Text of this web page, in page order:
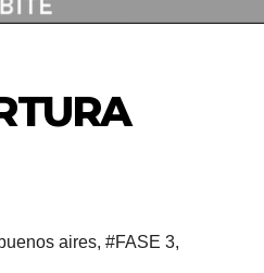
aires, #FASE 3,